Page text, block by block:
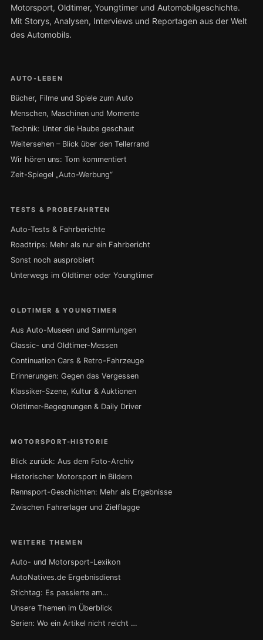
Motorsport, Oldtimer, Youngtimer und Automobilgeschichte.
Mit Storys, Analysen, Interviews und Reportagen aus der Welt
des Automobils.
AUTO-LEBEN
Bücher, Filme und Spiele zum Auto
Menschen, Maschinen und Momente
Technik: Unter die Haube geschaut
Weitersehen – Blick über den Tellerrand
Wir hören uns: Tom kommentiert
Zeit-Spiegel „Auto-Werbung“
TESTS & PROBEFAHRTEN
Auto-Tests & Fahrberichte
Roadtrips: Mehr als nur ein Fahrbericht
Sonst noch ausprobiert
Unterwegs im Oldtimer oder Youngtimer
OLDTIMER & YOUNGTIMER
Aus Auto-Museen und Sammlungen
Classic- und Oldtimer-Messen
Continuation Cars & Retro-Fahrzeuge
Erinnerungen: Gegen das Vergessen
Klassiker-Szene, Kultur & Auktionen
Oldtimer-Begegnungen & Daily Driver
MOTORSPORT-HISTORIE
Blick zurück: Aus dem Foto-Archiv
Historischer Motorsport in Bildern
Rennsport-Geschichten: Mehr als Ergebnisse
Zwischen Fahrerlager und Zielflagge
WEITERE THEMEN
Auto- und Motorsport-Lexikon
AutoNatives.de Ergebnisdienst
Stichtag: Es passierte am…
Unsere Themen im Überblick
Serien: Wo ein Artikel nicht reicht …